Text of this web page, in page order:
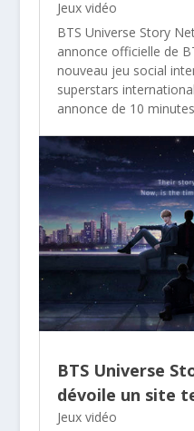
Jeux vidéo
BTS Universe Story
annonce officielle de
nouveau jeu social
superstars
annonce de 10
BTS Universe
dévoile un site
Jeux vidéo